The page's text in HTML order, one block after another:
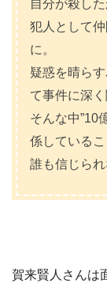
自分が殺し
犯人として
に。
疑惑を晴ら
て事件に深く
そんな中”10
係しているこ
誰も信じら
賀来賢人さんは